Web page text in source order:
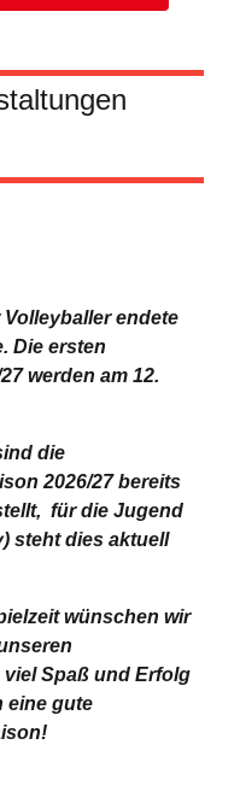
Die ersten
werden am 12.
2026/27 bereits
für die Jugend
steht dies aktuell
Spaß und Erfolg
gute